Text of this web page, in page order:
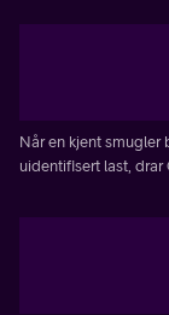
Når en kjent smugler
uidentifisert last,